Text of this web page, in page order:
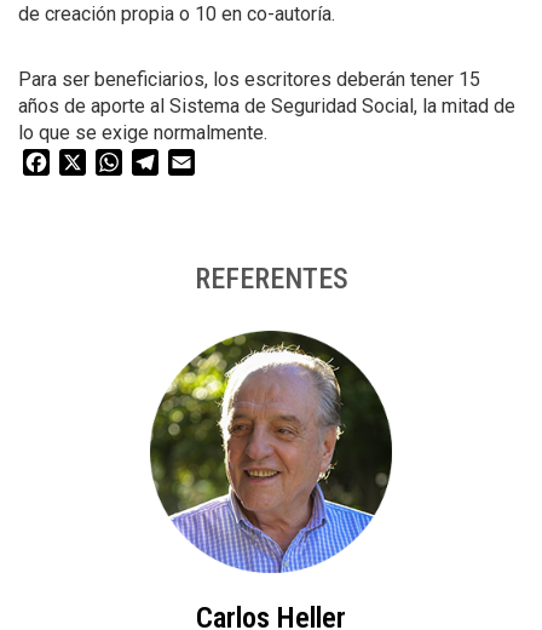
de creación propia o 10 en co-autoría.
Para ser beneficiarios, los escritores deberán tener 15
años de aporte al Sistema de Seguridad Social, la mitad de
lo que se exige normalmente.
Facebook WhatsAppTelegram
REFERENTES
Carlos Heller